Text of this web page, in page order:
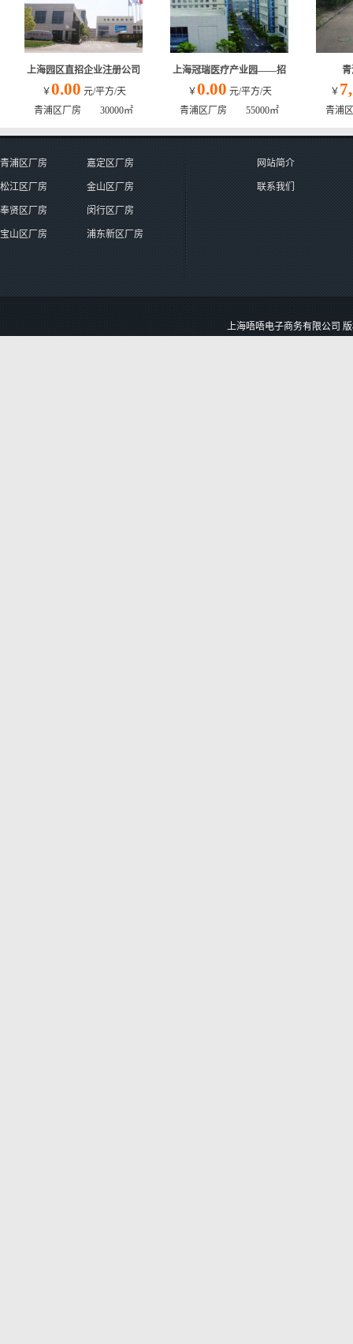
上海园区直招企业注册公司
￥0.00 元/平方/天
青浦区厂房 30000㎡
上海冠瑞医疗产业园——招
￥0.00 元/平方/天
青浦区厂房 55000㎡
￥
青浦
青浦区厂房 嘉定区厂房
松江区厂房 金山区厂房
奉贤区厂房 闵行区厂房
宝山区厂房 浦东新区厂房
网站简介
联系我们
上海唔唔电子商务有限公司